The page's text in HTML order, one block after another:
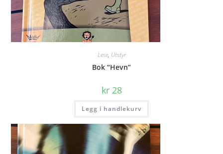
Lese, Utstyr
Bok “Hevn”
kr28
Legg i handlekurv